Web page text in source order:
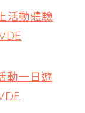
活動體驗
動一日遊